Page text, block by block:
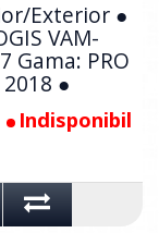
Exterior ●
VAM-
Gama: PRO
2018 ●
Indisponibil